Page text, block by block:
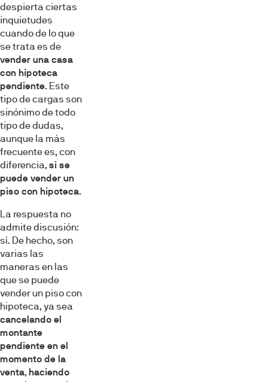
despierta ciertas
inquietudes
cuando de lo que
se trata es de
vender una casa
con hipoteca
pendiente. Este
tipo de cargas son
sinónimo de todo
tipo de dudas,
aunque la más
frecuente es, con
diferencia, si se
puede vender un
piso con hipoteca.
La respuesta no
admite discusión:
sí. De hecho, son
varias las
maneras en las
que se puede
vender un piso con
hipoteca, ya sea
cancelando el
montante
pendiente en el
momento de la
venta, haciendo